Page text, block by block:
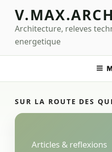
contenu
principal
Architecture, releves
energetique
SUR LA ROUTE DES
Articles & reflexions